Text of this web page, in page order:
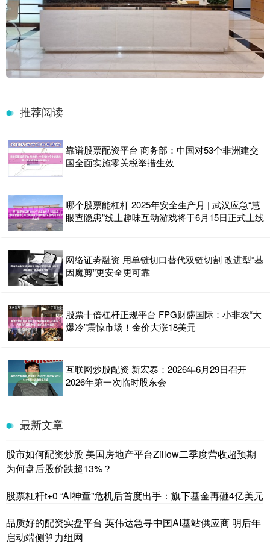
推荐阅读
靠谱股票配资平台 商务部：中国对53个非洲建交
国全面实施零关税举措生效
哪个股票能杠杆 2025年安全生产月 | 武汉应急“慧
眼查隐患”线上趣味互动游戏将于6月15日正式上线
网络证劵融资 用单链切口替代双链切割 改进型“基
因魔剪”更安全更可靠
股票十倍杠杆正规平台 FPG财盛国际：小非农“大
爆冷”震惊市场！金价大涨18美元
互联网炒股配资 新宏泰：2026年6月29日召开
2026年第一次临时股东会
最新文章
股市如何配资炒股 美国房地产平台Zillow二季度营收超预期
为何盘后股价跌超13%？
股票杠杆t+0 “AI神童”危机后首度出手：旗下基金再砸4亿美元
品质好的配资实盘平台 英伟达急寻中国AI基站供应商 明后年
启动端侧算力组网